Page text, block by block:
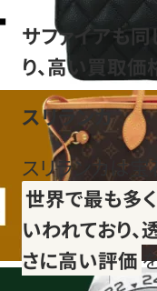
サファイアも
り、高い買取
スリランカ
スリランカは宝
世界で最も多
いわれており
さに高い評価